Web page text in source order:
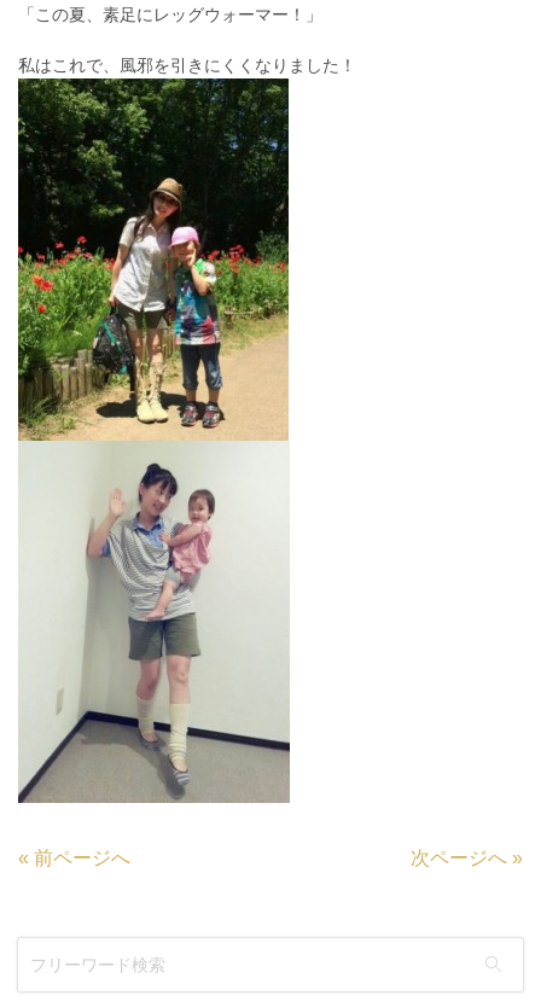
「この夏、素足にレッグウォーマー！」
私はこれで、風邪を引きにくくなりました！
« 前ページへ 次ページへ »